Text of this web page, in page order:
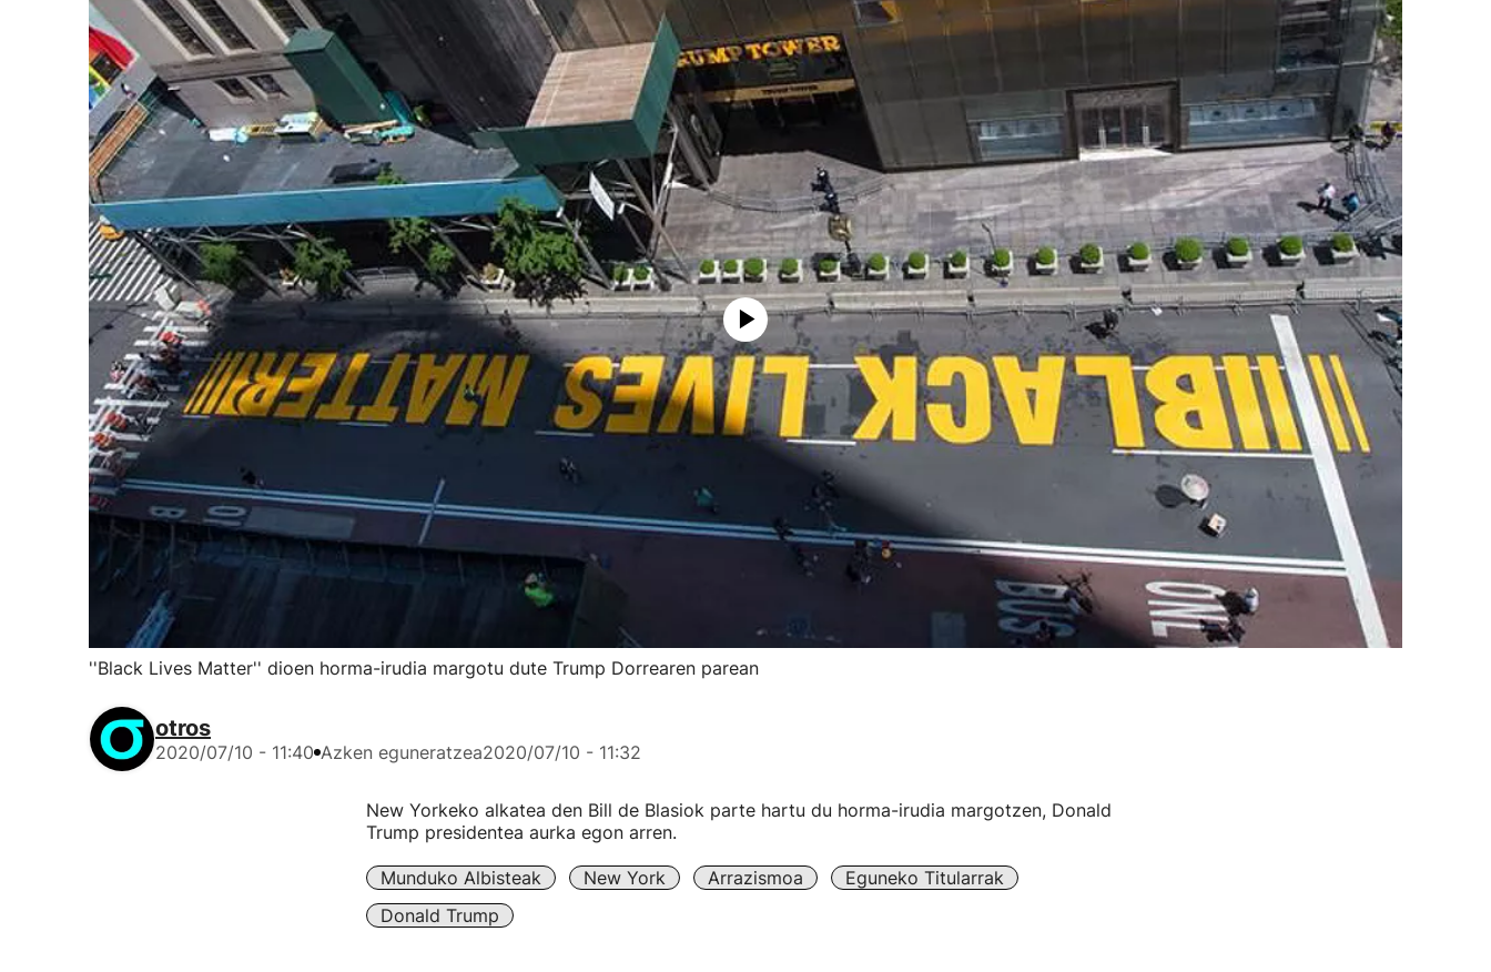
''Black Lives Matter'' dioen horma-irudia margotu dute Trump Dorrearen parean
otros
2020/07/10 - 11:40 Azken eguneratzea2020/07/10 - 11:32
New Yorkeko alkatea den Bill de Blasiok parte hartu du horma-irudia margotzen, Donald
Trump presidentea aurka egon arren.
Munduko Albisteak New York Arrazismoa
Eguneko Titularrak
Donald Trump